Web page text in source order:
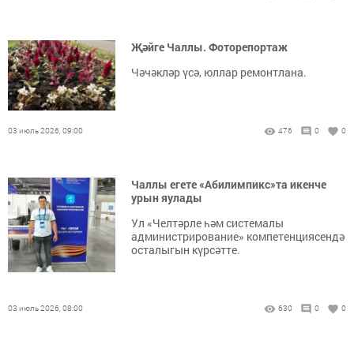
Җәйге Чаллы. Фоторепортаж
Чәчәкләр үсә, юллар ремонтлана.
03 июль 2026, 09:00 476 0 0
Чаллы егете «Абилимпикс»та икенче
урын яулады
Ул «Челтәрле һәм системалы
администрирование» компетенциясендә
осталыгын күрсәтте.
03 июль 2026, 08:00 630 0 0